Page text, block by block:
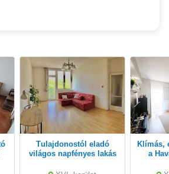
tulajdonostól eladó
világos napfényes lakás
Klímás, erkélyes kislakás
a